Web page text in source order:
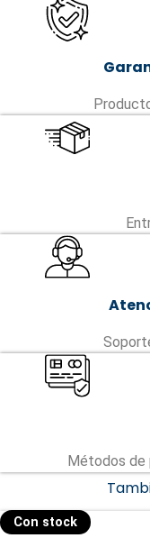
Métodos de
Con stock